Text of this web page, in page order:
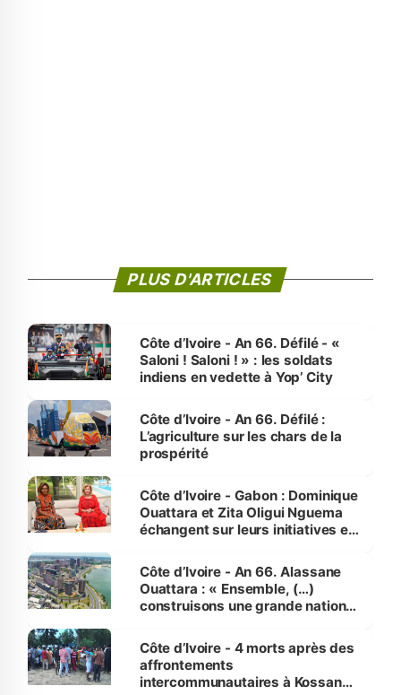
PLUS D'ARTICLES
Côte d’Ivoire - An 66. Défilé - «
Saloni ! Saloni ! » : les soldats
indiens en vedette à Yop’ City
Côte d’Ivoire - An 66. Défilé :
L’agriculture sur les chars de la
prospérité
Côte d’Ivoire - Gabon : Dominique
Ouattara et Zita Oligui Nguema
échangent sur leurs initiatives en
enfants
Côte d’Ivoire - An 66. Alassane
Ouattara : « Ensemble, (…)
construisons une grande nation
générations futures »
Côte d’Ivoire - 4 morts après des
affrontements
intercommunautaires à Kossandji